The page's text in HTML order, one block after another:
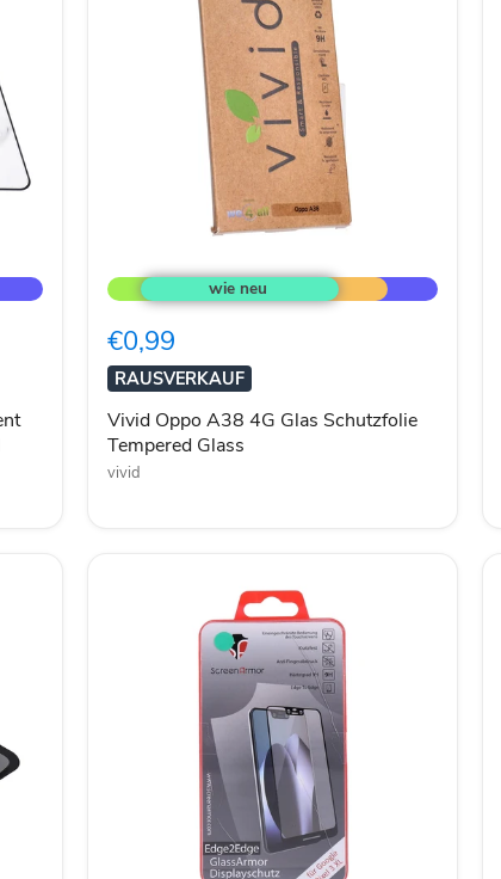
Oppo
A38
Glas
Schutzfolie
Tempered
Glass
€0,99
RAUSVERKAUF
Vivid Oppo A38 4G Glas Schutzfolie
Tempered Glass
vivid